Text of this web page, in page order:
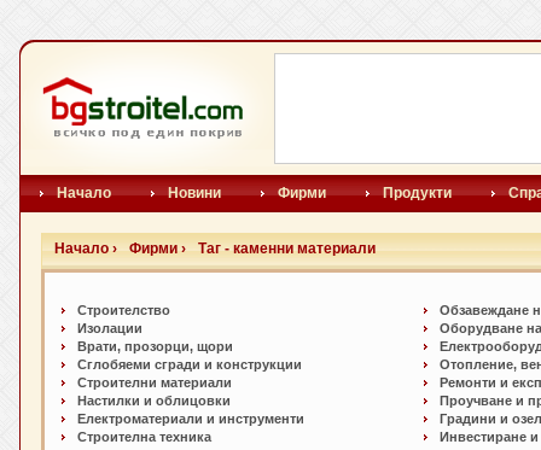
Начало Новини Фирми Продукти
Начало › Фирми › Таг - каменни материали
Строителство
Изолации
Врати, прозорци, щори
Сглобяеми сгради и конструкции
Строителни материали
Настилки и oблицовки
Електроматериали и инструменти
Строителна техника
Обзавеждане
Оборудване
Отопление,
Ремонти и
Проучване и
Градини и
Инвестиране